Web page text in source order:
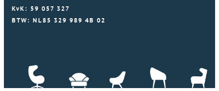
KvK: 59 057 327
BTW: NL85 329 989 4B 02